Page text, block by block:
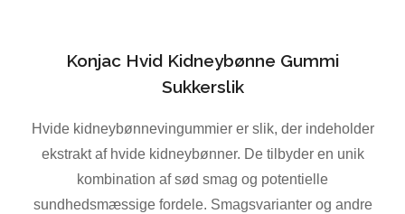
Konjac Hvid Kidneybønne Gummi
Sukkerslik
Hvide kidneybønnevingummier er slik, der indeholder
ekstrakt af hvide kidneybønner. De tilbyder en unik
kombination af sød smag og potentielle
sundhedsmæssige fordele. Smagsvarianter og andre